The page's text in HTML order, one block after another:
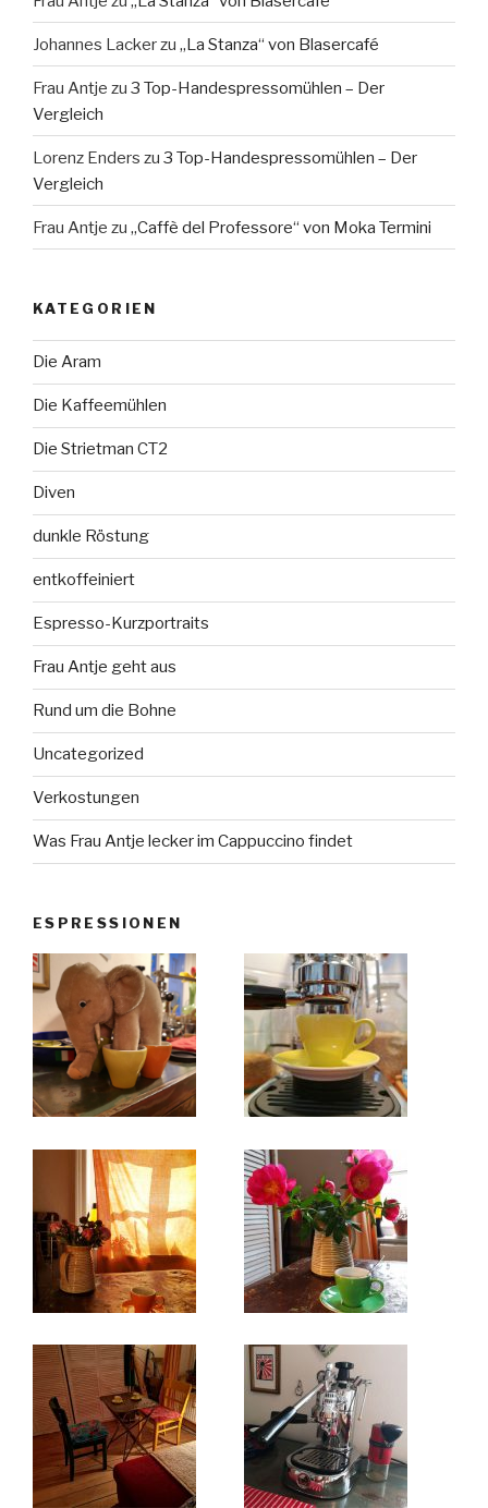
Johannes Lackerzu „La Stanza“ von Blasercafé
Frau Antje zu 3 Top-Handespressomühlen – Der
Vergleich
Lorenz Enders zu 3 Top-Handespressomühlen – Der
Vergleich
Frau Antje zu „Caffè del Professore“ von Moka Termini
KATEGORIEN
Die Aram
Die Kaffeemühlen
Die Strietman CT2
Diven
dunkle Röstung
entkoffeiniert
Espresso-Kurzportraits
Frau Antje geht aus
Rund um die Bohne
Uncategorized
Verkostungen
Was Frau Antje lecker im Cappuccino findet
ESPRESSIONEN